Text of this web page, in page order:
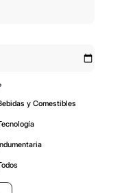
y Comestibles